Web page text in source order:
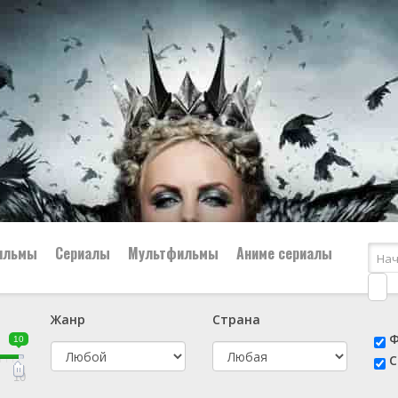
👨‍✈️ Военный
🕵️‍♂️ Детектив
Сериалы Мультфильмы Аниме сериалы
10
10
Жанр
Страна